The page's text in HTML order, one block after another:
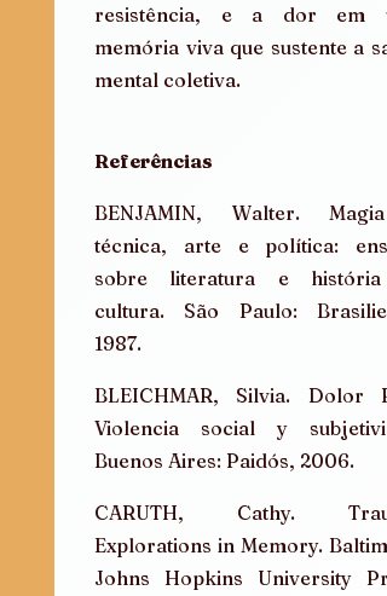
resistência, e a dor em
memória viva que sustente a
mental coletiva.
Referências
BENJAMIN, Walter.
técnica, arte e política:
sobre literatura e história
cultura. São Paulo:
1987.
BLEICHMAR, Silvia. Dolor
Violencia social y
Buenos Aires: Paidós, 2006.
CARUTH, Cathy.
Explorations in Memory.
Johns Hopkins University